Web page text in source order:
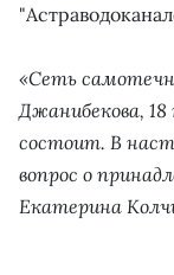
«Сеть
Джанибекова,
состоит. В
вопрос о
Екатерина